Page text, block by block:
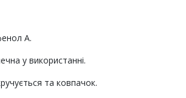
А.
у використанні.
та ковпачок.